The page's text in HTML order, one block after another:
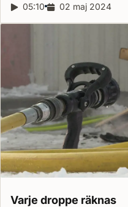
Reportagelängd:
05:10 Releasedatum:
02 maj 2024
Varje droppe räknas